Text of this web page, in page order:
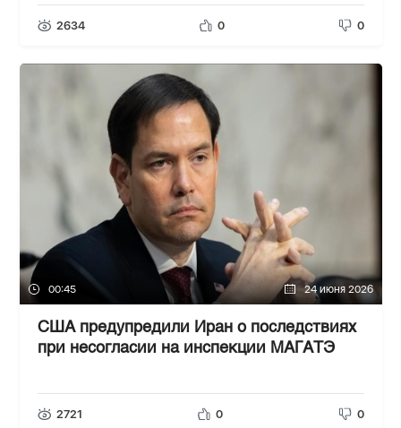
2634 0 0
00:45 24 июня 2026
США предупредили Иран о последствиях
при несогласии на инспекции МАГАТЭ
2721 0 0